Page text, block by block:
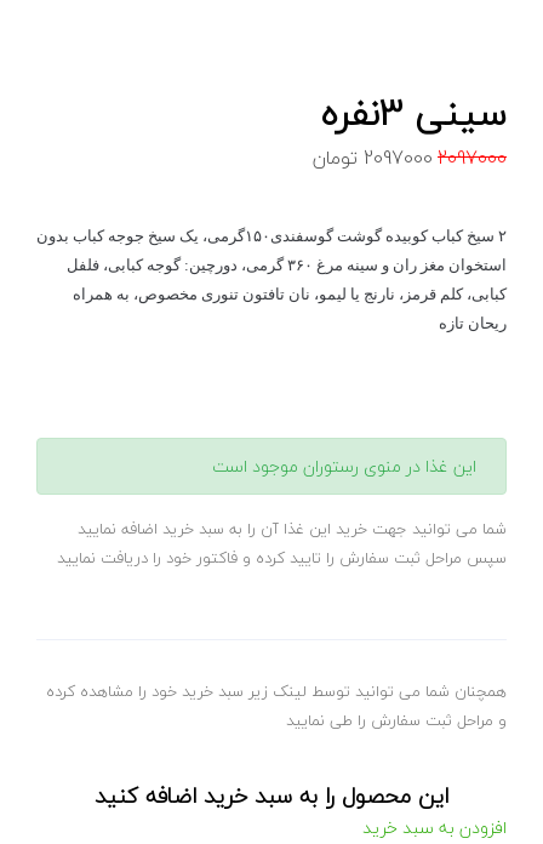
سینی 3نفره
2097000
2097000 تومان
۲ سیخ کباب کوبیده گوشت گوسفندی۱۵۰گرمی، یک سیخ جوجه کباب بدون
استخوان مغز ران و سینه مرغ ۳۶۰ گرمی، دورچین: گوجه کبابی، فلفل
کبابی، کلم قرمز، نارنج یا لیمو، نان تافتون تنوری مخصوص، به همراه
ریحان تازه
این غذا در منوی رستوران موجود است
شما می توانید جهت خرید این غذا آن را به سبد خرید اضافه نمایید
سپس مراحل ثبت سفارش را تایید کرده و فاکتور خود را دریافت نمایید
همچنان شما می توانید توسط لینک زیر سبد خرید خود را مشاهده کرده
و مراحل ثبت سفارش را طی نمایید
این محصول را به سبد خرید اضافه کنید
افزودن به سبد خرید